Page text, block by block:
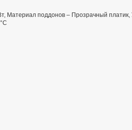
Материал поддонов – Прозрачный